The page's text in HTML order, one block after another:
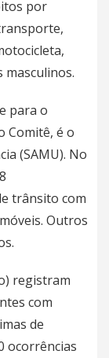
por
para o
Comitê, é o
(SAMU). No
trânsito com
Outros
registram
com
de
ocorrências